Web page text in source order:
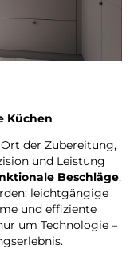
Küchen
der Zubereitung,
und Leistung
Beschläge,
leichtgängige
und effiziente
um Technologie –